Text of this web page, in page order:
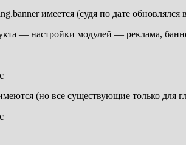
имеется (судя по дате
— настройки модулей — реклама,
(но все существующие только для